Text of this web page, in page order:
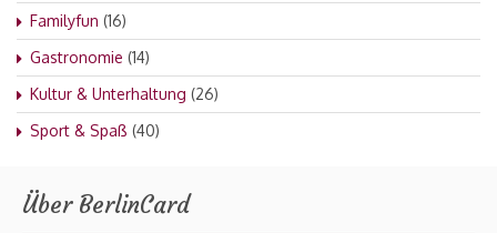
Familyfun (16)
Gastronomie (14)
Kultur & Unterhaltung (26)
Sport & Spaß (40)
Über BerlinCard